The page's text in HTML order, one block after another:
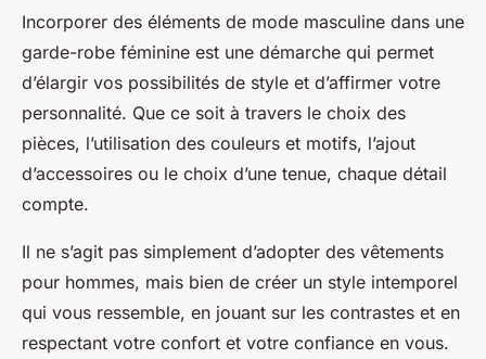
Incorporer des éléments de mode masculine dans une
garde-robe féminine est une démarche qui permet
d’élargir vos possibilités de style et d’affirmer votre
personnalité. Que ce soit à travers le choix des
pièces, l’utilisation des couleurs et motifs, l’ajout
d’accessoires ou le choix d’une tenue, chaque détail
compte.
Il ne s’agit pas simplement d’adopter des vêtements
pour hommes, mais bien de créer un style intemporel
qui vous ressemble, en jouant sur les contrastes et en
respectant votre confort et votre confiance en vous.